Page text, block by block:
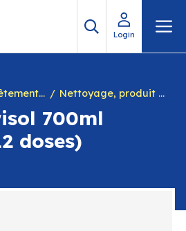
Login
de travail Nettoyage, produit désinfectant mains, yeux + distributeur
700ml
doses)